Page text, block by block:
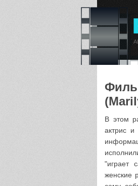
В этом
актрис и
"играет
женские